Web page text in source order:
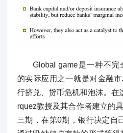
Global game是一种不
的实际应用之一就是对金融
行挤兑、货币危机和泡沫。在
rquez教授及其合作者建立的
三期，在第0期，银行决定自